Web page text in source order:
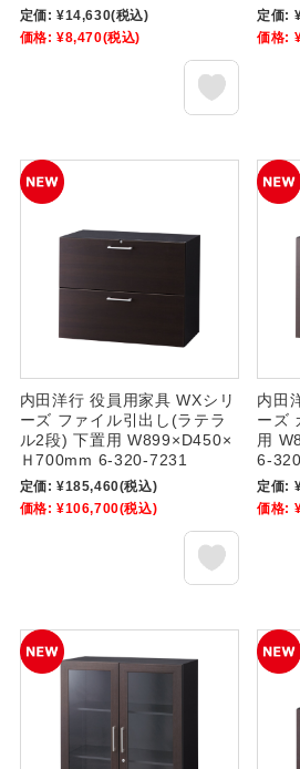
定価: ¥14,630(税込)
価格: ¥8,470(税込)
定価:
価格:
内田洋行 役員用家具 WXシリ
ーズ ファイル引出し(ラテラ
ル2段) 下置用 W899×D450×
Ｈ700mm 6-320-7231
定価: ¥185,460(税込)
価格: ¥106,700(税込)
内田
ーズ
用
6-
定価:
価格: